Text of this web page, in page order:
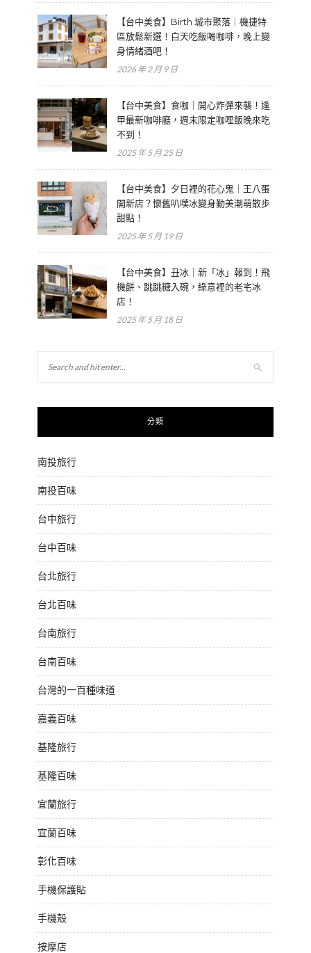
【台中美食】Birth 城市聚落｜機捷特
區放鬆新選！白天吃飯喝咖啡，晚上變
身情緒酒吧！
2026 年 2 月 9 日
【台中美食】食咖｜開心炸彈來襲！逢
甲最新咖啡廳，週末限定咖哩飯晚來吃
不到！
2025 年 5 月 25 日
【台中美食】夕日裡的花心鬼｜王八蛋
開新店？懷舊叭噗冰變身勤美潮萌散步
甜點！
2025 年 5 月 19 日
【台中美食】丑冰｜新「冰」報到！飛
機餅、跳跳糖入碗，綠意裡的老宅冰
店！
2025 年 5 月 18 日
分類
南投旅行
南投百味
台中旅行
台中百味
台北旅行
台北百味
台南旅行
台南百味
台灣的一百種味道
嘉義百味
基隆旅行
基隆百味
宜蘭旅行
宜蘭百味
彰化百味
手機保護貼
手機殼
按摩店